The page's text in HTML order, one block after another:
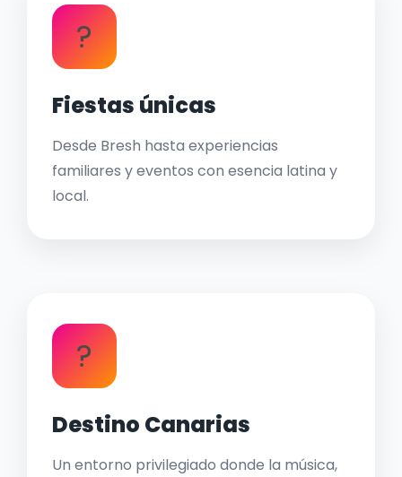
?
Fiestas únicas
Desde Bresh hasta experiencias
familiares y eventos con esencia latina y
local.
?
Destino Canarias
Un entorno privilegiado donde la música,